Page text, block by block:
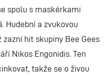
spolu s maskérkami
Hudební a zvukovou
hit skupiny Bee Gees
Nikos Engonidis. Ten
takže se o živou